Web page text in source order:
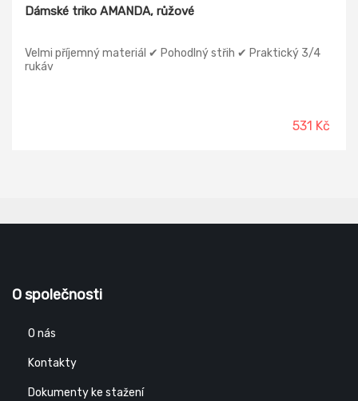
Dámské triko AMANDA, růžové
Velmi příjemný materiál ✔ Pohodlný střih ✔ Praktický 3/4
rukáv
531 Kč
O společnosti
O nás
Kontakty
Dokumenty ke stažení